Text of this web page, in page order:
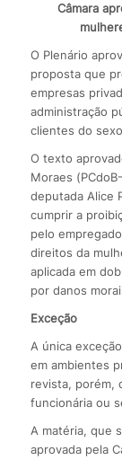
Câmara
O Plenário
proposta que
empresas
administração
clientes do
O texto
Moraes
deputada Alice
cumprir a
pelo
direitos da
aplicada em
por danos
Exceção
A única
em ambientes
revista, porém,
funcionária ou
A matéria, que
aprovada pela